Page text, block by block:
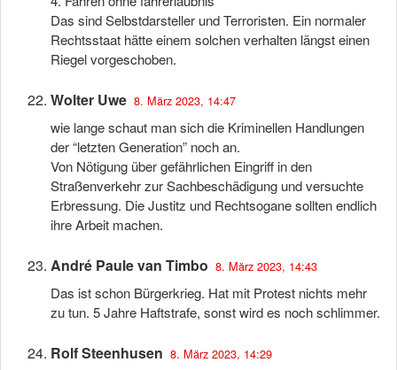
Das sind Selbstdarsteller und Terroristen. Ein normaler
Rechtsstaat hätte einem solchen verhalten längst einen
Riegel vorgeschoben.
Wolter Uwe 8. März 2023, 14:47
wie lange schaut man sich die Kriminellen Handlungen
der “letzten Generation” noch an.
Von Nötigung über gefährlichen Eingriff in den
Straßenverkehr zur Sachbeschädigung und versuchte
Erbressung. Die Justitz und Rechtsogane sollten endlich
ihre Arbeit machen.
André Paule van Timbo 8. März 2023, 14:43
Das ist schon Bürgerkrieg. Hat mit Protest nichts mehr
zu tun. 5 Jahre Haftstrafe, sonst wird es noch schlimmer.
Rolf Steenhusen 8. März 2023, 14:29